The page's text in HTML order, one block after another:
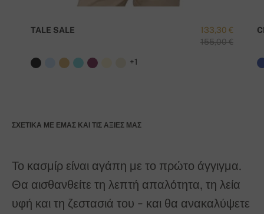
133,30 €
155,00 €
TALE SALE
+1
ΣΧΕΤΙΚΆ ΜΕ ΕΜΆΣ ΚΑΙ ΤΙΣ ΑΞΊΕΣ ΜΑΣ
Το κασμίρ είναι αγάπη με το πρώτο άγγιγμα.
Θα αισθανθείτε τη λεπτή απαλότητα, τη λεία
υφή και τη ζεστασιά του - και θα ανακαλύψετε